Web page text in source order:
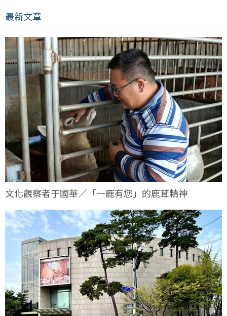
最新文章
文化觀察者于國華／「一鹿有您」的鹿茸精神